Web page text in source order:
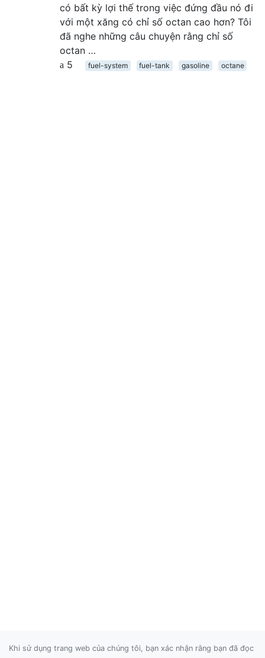
có bất kỳ lợi thế trong việc đứng đầu nó đi
với một xăng có chỉ số octan cao hơn? Tôi
đã nghe những câu chuyện rằng chỉ số
octan …
5
fuel-system fuel-tank gasoline octane
Khi sử dụng trang web của chúng tôi, bạn xác nhận rằng bạn đã đọc